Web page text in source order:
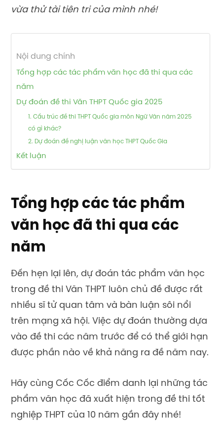
vừa thử tài tiên tri của mình nhé!
Nội dung chính
Tổng hợp các tác phẩm văn học đã thi qua các
năm
Dự đoán đề thi Văn THPT Quốc gia 2025
1. Cấu trúc đề thi THPT Quốc gia môn Ngữ Văn năm 2025
có gì khác?
2. Dự đoán đề nghị luận văn học THPT Quốc Gia
Kết luận
Tổng hợp các tác phẩm
văn học đã thi qua các
năm
Đến hẹn lại lên, dự đoán tác phẩm văn học
trong đề thi Văn THPT luôn chủ đề được rất
nhiều sĩ tử quan tâm và bàn luận sôi nổi
trên mạng xã hội. Việc dự đoán thường dựa
vào đề thi các năm trước để có thể giới hạn
được phần nào về khả năng ra đề năm nay.
Hãy cùng Cốc Cốc điểm danh lại những tác
phẩm văn học đã xuất hiện trong đề thi tốt
nghiệp THPT của 10 năm gần đây nhé!